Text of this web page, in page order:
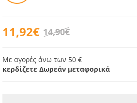
11,92€ 14,90€
Με αγορές άνω των 50 €
κερδίζετε Δωρεάν μεταφορικά